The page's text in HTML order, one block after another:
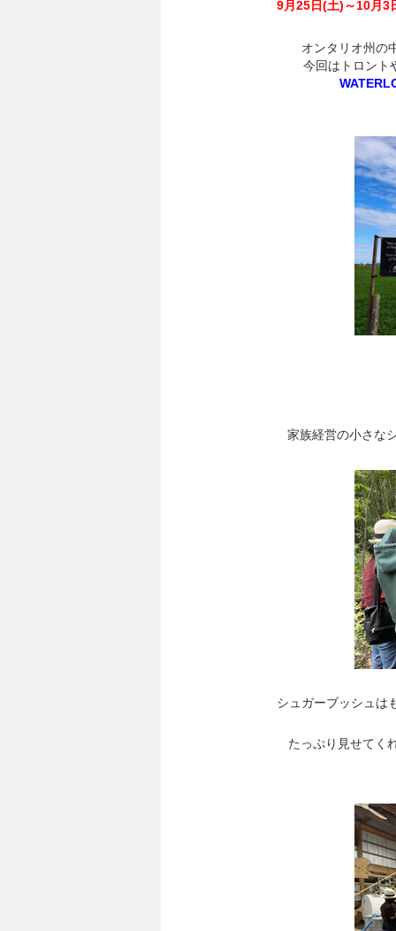
9月25日(土)～10月3
オンタリオ州の
今回はトロント
家族経営の小さな
シュガーブッシュは
たっぷり見せてく